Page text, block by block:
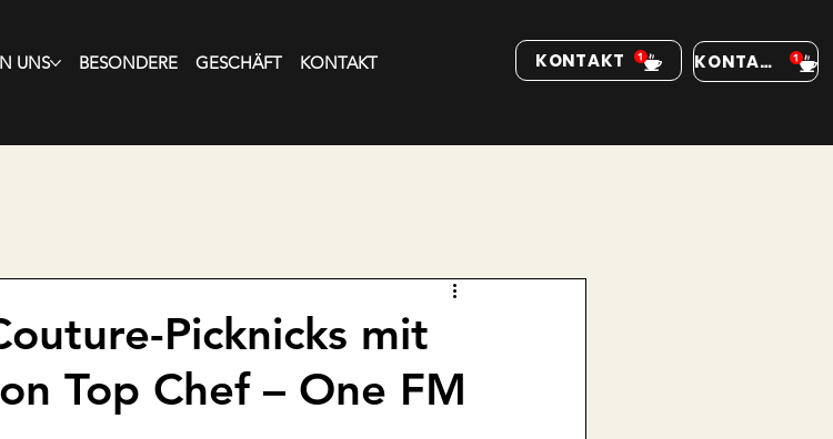
UNS BESONDERE GESCHÄFT KONTAKT KONTAKT KONTAKT
Picknicks mit
Top Chef – One FM